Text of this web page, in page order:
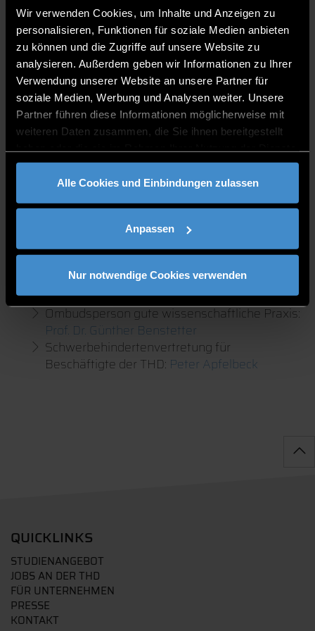
Wir verwenden Cookies, um Inhalte und Anzeigen zu
personalisieren, Funktionen für soziale Medien anbieten
zu können und die Zugriffe auf unsere Website zu
analysieren. Außerdem geben wir Informationen zu Ihrer
Verwendung unserer Website an unsere Partner für
soziale Medien, Werbung und Analysen weiter. Unsere
Partner führen diese Informationen möglicherweise mit
weiteren Daten zusammen, die Sie ihnen bereitgestellt
gesammelt haben.
Alle Cookies und Einbindungen zulassen
Anpassen
Nur notwendige Cookies verwenden
Heike Brandt(E-Mail:medizinprodukte@th-
deg.de)
BEM-Beauftragte:Bernd Neumeier,Carolin
Stadler,Laura Wiedemann
Brandschutzbeauftragter:Stefan Burmberger
Chief Information Officer (CIO):Prof. Dr.
Andreas Fischer
Datenschutzbeauftragter: Prof. Dr. Sascha
Gleichstellungsbeauftragte
nichtwissenschaftliches Personal:Tanja
Informationssicherheitsbeauftragter
(ISB): Dominik Anzenberger, Fabian Pothorn (E-
Mail:isb@th-deg.de)
Nachhaltigkeitsbeauftragter:Prof. Dr. Michael
Laar
Ombudsperson gute wissenschaftliche Praxis:
Prof. Dr. Günther Benstetter
Schwerbehindertenvertretung für
Beschäftigte der THD: Peter Apfelbeck
QUICKLINKS
STUDIENANGEBOT
JOBS AN DER THD
FÜR UNTERNEHMEN
PRESSE
KONTAKT